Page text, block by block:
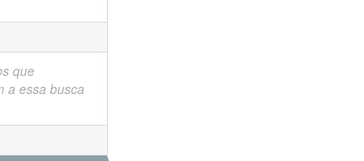
que
a essa busca